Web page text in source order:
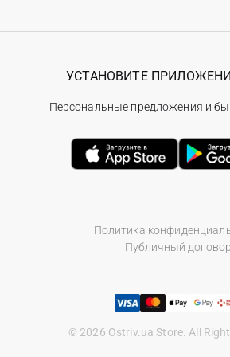
Политика
Публичный договор
© 2026 Ostriv.ua Store. All
УСТАНОВИТЕ
Персональные предложения и